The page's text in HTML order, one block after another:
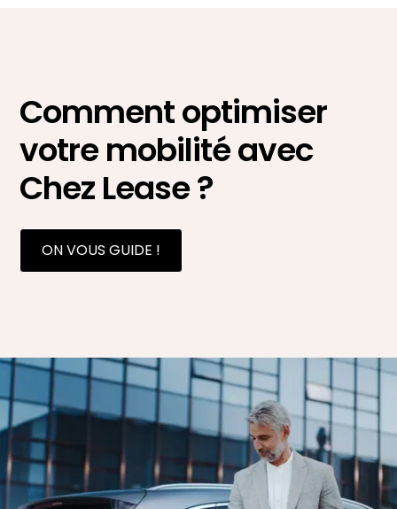
Comment optimiser
votre mobilité avec
Chez Lease ?
ON VOUS GUIDE !